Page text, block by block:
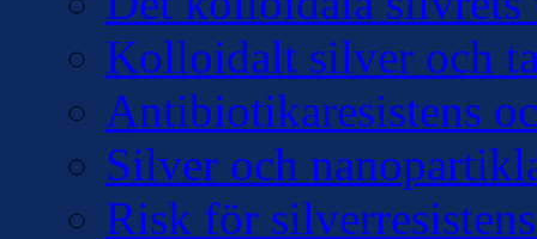
Kolloidalt silver och
Antibiotikaresistens
Silver och
Risk för